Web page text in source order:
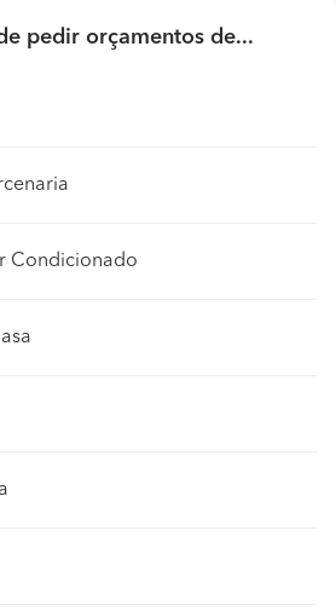
pedir orçamentos de...
Condicionado